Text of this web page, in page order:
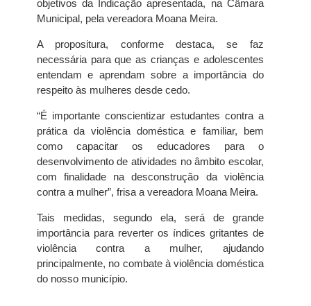
objetivos da Indicação apresentada, na Câmara
Municipal, pela vereadora Moana Meira.
A propositura, conforme destaca, se faz
necessária para que as crianças e adolescentes
entendam e aprendam sobre a importância do
respeito às mulheres desde cedo.
“É importante conscientizar estudantes contra a
prática da violência doméstica e familiar, bem
como capacitar os educadores para o
desenvolvimento de atividades no âmbito escolar,
com finalidade na desconstrução da violência
contra a mulher”, frisa a vereadora Moana Meira.
Tais medidas, segundo ela, será de grande
importância para reverter os índices gritantes de
violência contra a mulher, ajudando
principalmente, no combate à violência doméstica
do nosso município.